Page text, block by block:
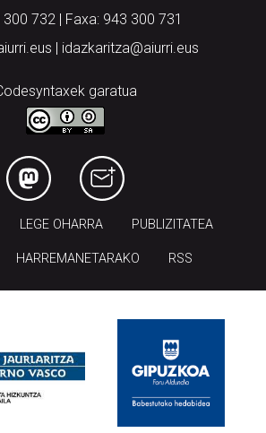
300 732 | Faxa: 943 300 731
| idazkaritza@aiurri.eus
garatua
LEGE OHARRA PUBLIZITATEA
HARREMANETARAKO RSS